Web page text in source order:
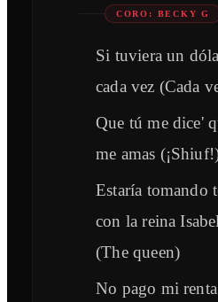
CORO: BECKY G
Si tuviera un
cada vez (Cada
Que tú me dice'
me amas
Estaría tomando
con la reina Isabel
(The queen)
No pago mi renta